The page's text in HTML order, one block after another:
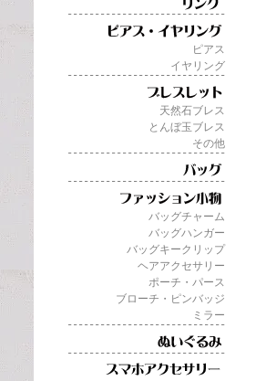
ピアス
イヤリング
天然石ブレス
とんぼ玉ブレス
その他
バッグチャーム
バッグハンガー
バッグキークリップ
ヘアアクセサリー
ポーチ・パース
ブローチ・ピンバッジ
ミラー